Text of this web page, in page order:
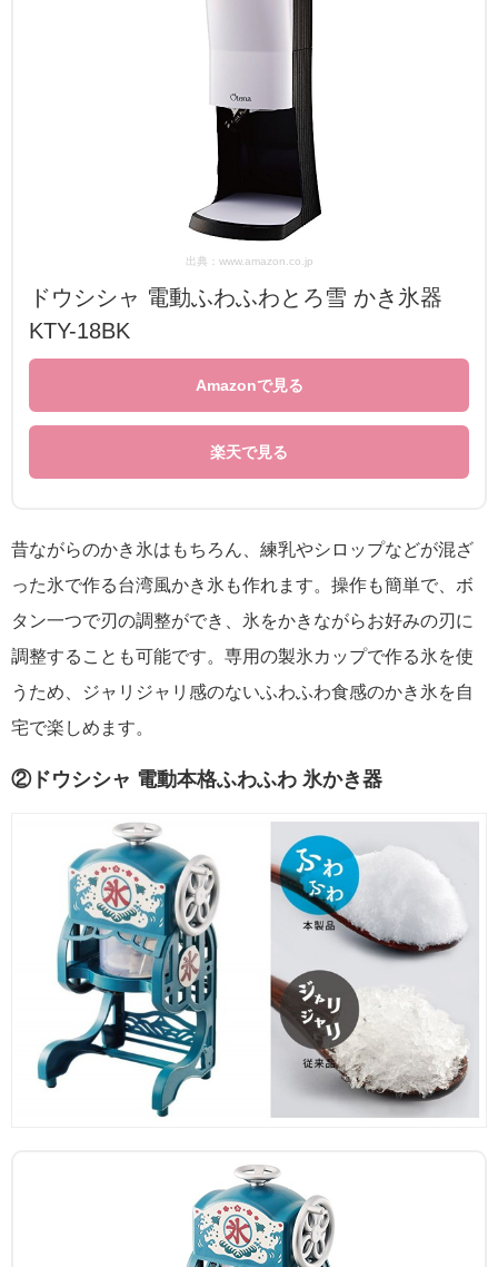
出典：www.amazon.co.jp
ドウシシャ 電動ふわふわとろ雪 かき氷器
KTY-18BK
Amazonで見る
楽天で見る
昔ながらのかき氷はもちろん、練乳やシロップなどが混ざ
った氷で作る台湾風かき氷も作れます。操作も簡単で、ボ
タン一つで刃の調整ができ、氷をかきながらお好みの刃に
調整することも可能です。専用の製氷カップで作る氷を使
うため、ジャリジャリ感のないふわふわ食感のかき氷を自
宅で楽しめます。
②ドウシシャ 電動本格ふわふわ 氷かき器